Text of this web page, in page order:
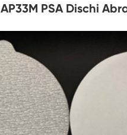
AP33M PSA Dischi